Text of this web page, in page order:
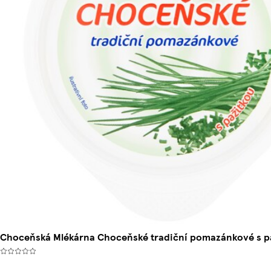
Choceňská Mlékárna Choceňské tradiční pomazánkové s